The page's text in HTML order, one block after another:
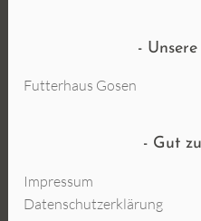
Futterhaus Gosen
Gut
Impressum
Datenschutzerklärung